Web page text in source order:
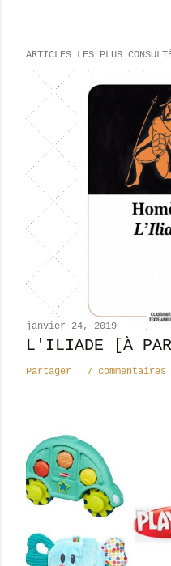
ARTICLES LES PLUS
janvier 24, 2019
L'ILIADE [À
Partager 7 commentaires